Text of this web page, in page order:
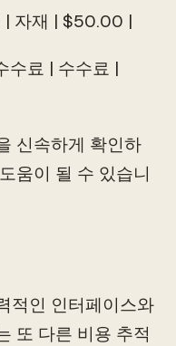
| 자재 | $50.00 |
료 | 수수료 |
신속하게 확인하
움이 될 수 있습니
적인 인터페이스와
또 다른 비용 추적